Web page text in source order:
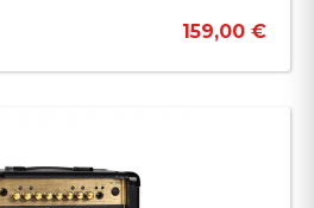
159,00 €